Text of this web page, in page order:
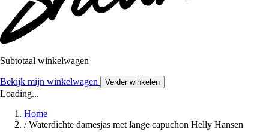
Subtotaal winkelwagen
Bekijk mijn winkelwagen Verder winkelen
Loading...
Home
/ Waterdichte damesjas met lange capuchon Helly Hansen